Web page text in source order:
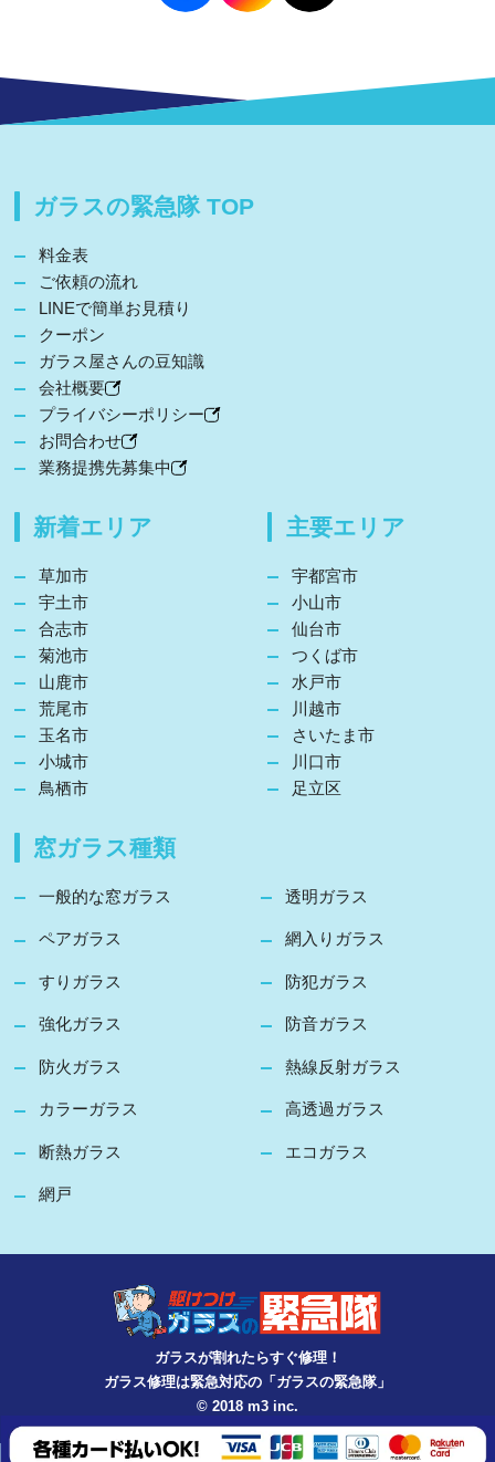
ガラスの緊急隊 TOP
料金表
ご依頼の流れ
LINEで簡単お見積り
クーポン
ガラス屋さんの豆知識
会社概要
プライバシーポリシー
お問合わせ
業務提携先募集中
新着エリア
草加市
宇土市
合志市
菊池市
山鹿市
荒尾市
玉名市
小城市
鳥栖市
主要エリア
宇都宮市
小山市
仙台市
つくば市
水戸市
川越市
さいたま市
川口市
足立区
窓ガラス種類
一般的な窓ガラス 透明ガラス
ペアガラス 網入りガラス
すりガラス 防犯ガラス
強化ガラス 防音ガラス
防火ガラス 熱線反射ガラス
カラーガラス 高透過ガラス
断熱ガラス エコガラス
網戸
ガラスが割れたらすぐ修理！
ガラス修理は緊急対応の「ガラスの緊急隊」
© 2018 m3 inc.